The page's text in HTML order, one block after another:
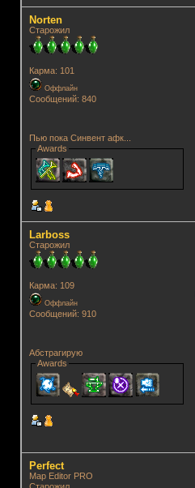
Norten
Старожил
Карма: 101
Оффлайн
Сообщений: 840
Пью пока Синвент афк...
Awards
Lаrboss
Старожил
Карма: 109
Оффлайн
Сообщений: 910
Абстрагирую
Awards
Perfect
Map Editor PRO